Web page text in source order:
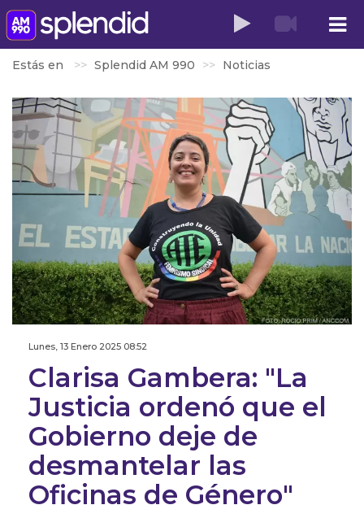
Estás en Splendid AM 990 Noticias
Lunes, 13 Enero 2025 08:52
Clarisa Gambera: "La
Justicia ordenó que el
Gobierno deje de
desmantelar las
Oficinas de Género"